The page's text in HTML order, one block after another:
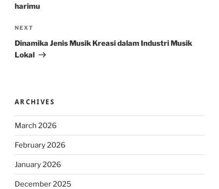
harimu
Next
Post
NEXT
Dinamika Jenis Musik Kreasi dalam Industri Musik
Lokal
ARCHIVES
March 2026
February 2026
January 2026
December 2025